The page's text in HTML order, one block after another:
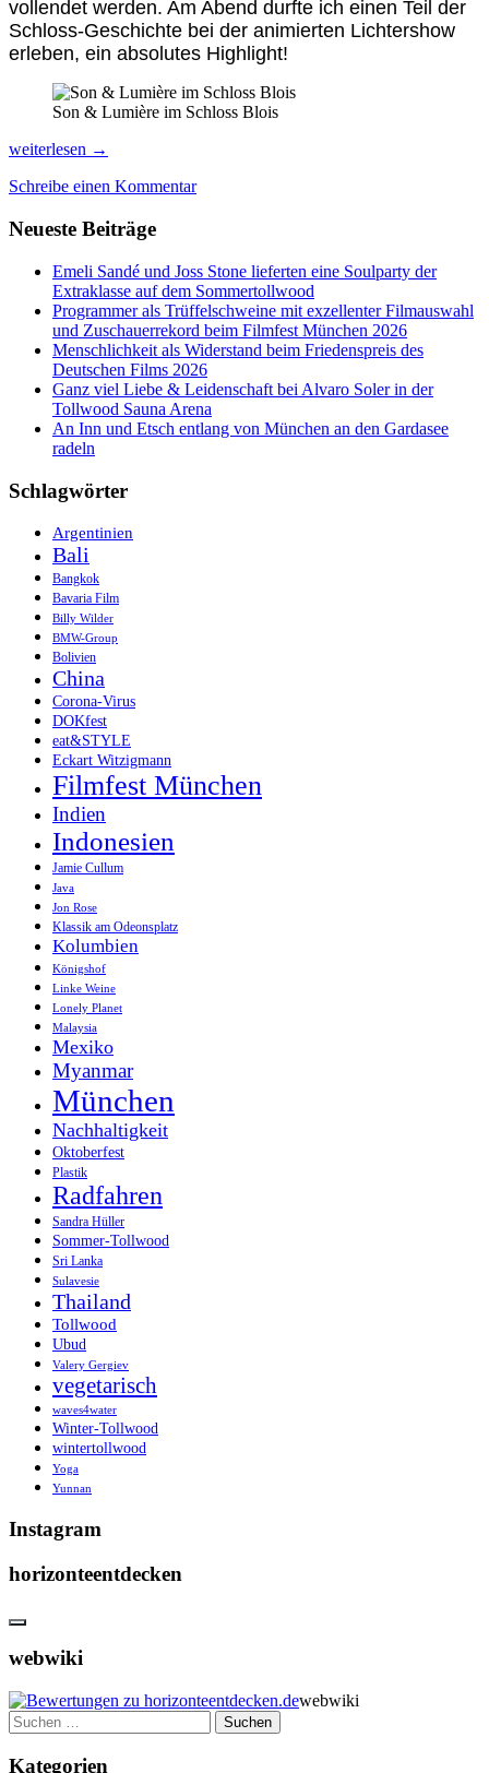
vollendet werden. Am Abend durfte ich einen Teil der
Schloss-Geschichte bei der animierten Lichtershow
erleben, ein absolutes Highlight!
Son & Lumière im Schloss Blois
Durch
in
Reich
Loire-
Schlösser
radeln
weiterlesen →
Schreibe einen Kommentar
Neueste Beiträge
Emeli Sandé und Joss Stone lieferten eine Soulparty der
Extraklasse auf dem Sommertollwood
Programmer als Trüffelschweine mit exzellenter Filmauswahl
und Zuschauerrekord beim Filmfest München 2026
Menschlichkeit als Widerstand beim Friedenspreis des
Deutschen Films 2026
Ganz viel Liebe & Leidenschaft bei Alvaro Soler in der
Tollwood Sauna Arena
An Inn und Etsch entlang von München an den Gardasee
radeln
Schlagwörter
Argentinien
Bali
Bangkok
Bavaria Film
Billy Wilder
BMW-Group
Bolivien
China
Corona-Virus
DOKfest
eat&STYLE
Eckart Witzigmann
Filmfest München
Indien
Indonesien
Jamie Cullum
Java
Jon Rose
Klassik am Odeonsplatz
Kolumbien
Königshof
Linke Weine
Lonely Planet
Malaysia
Mexiko
Myanmar
München
Nachhaltigkeit
Oktoberfest
Plastik
Radfahren
Sandra Hüller
Sommer-Tollwood
Sri Lanka
Sulavesie
Thailand
Tollwood
Ubud
Valery Gergiev
vegetarisch
waves4water
Winter-Tollwood
wintertollwood
Yoga
Yunnan
Instagram
horizonteentdecken
webwiki
webwiki
Suchen
nach:
Kategorien